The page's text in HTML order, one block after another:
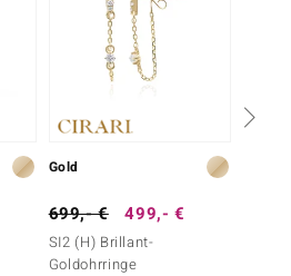
Gold
699,- € 499,- €
SI2 (H) Brillant-
Goldohrringe